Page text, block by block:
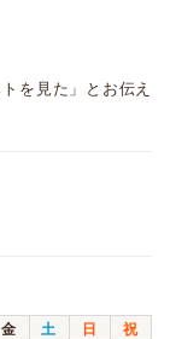
を見た」とお伝え
金 土 日
祝